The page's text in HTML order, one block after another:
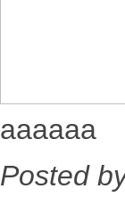
aaaaaa
Posted